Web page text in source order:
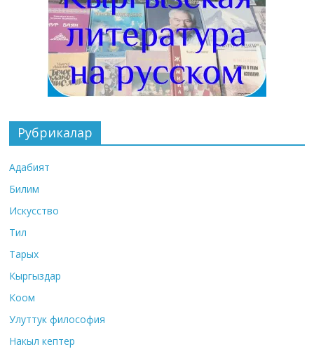
Рубрикалар
Адабият
Билим
Искусство
Тил
Тарых
Кыргыздар
Коом
Улуттук философия
Накыл кептер